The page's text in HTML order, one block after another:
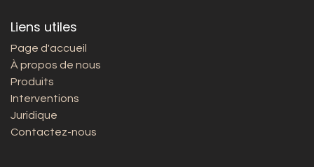
Liens utiles
Page d'accueil
À propos de nous
Produits
Interventions
Juridique
Contactez-nous